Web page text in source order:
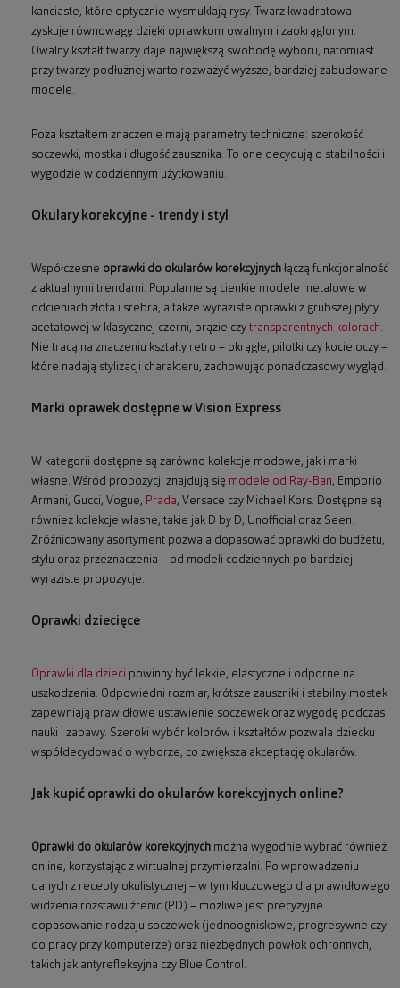
kanciaste, które optycznie wysmuklają rysy. Twarz kwadratowa
zyskuje równowagę dzięki oprawkom owalnym i zaokrąglonym.
Owalny kształt twarzy daje największą swobodę wyboru, natomiast
przy twarzy podłużnej warto rozważyć wyższe, bardziej zabudowane
modele.
Poza kształtem znaczenie mają parametry techniczne: szerokość
soczewki, mostka i długość zausznika. To one decydują o stabilności i
wygodzie w codziennym użytkowaniu.
Okulary korekcyjne - trendy i styl
Współczesne oprawki do okularów korekcyjnych łączą funkcjonalność
z aktualnymi trendami. Popularne są cienkie modele metalowe w
odcieniach złota i srebra, a także wyraziste oprawki z grubszej płyty
acetatowej w klasycznej czerni, brązie czy transparentnych kolorach.
Nie tracą na znaczeniu kształty retro – okrągłe, pilotki czy kocie oczy –
które nadają stylizacji charakteru, zachowując ponadczasowy wygląd.
Marki oprawek dostępne w Vision Express
W kategorii dostępne są zarówno kolekcje modowe, jak i marki
własne. Wśród propozycji znajdują się modele od Ray-Ban, Emporio
Armani, Gucci, Vogue, Prada, Versace czy Michael Kors. Dostępne są
również kolekcje własne, takie jak D by D, Unofficial oraz Seen.
Zróżnicowany asortyment pozwala dopasować oprawki do budżetu,
stylu oraz przeznaczenia – od modeli codziennych po bardziej
wyraziste propozycje.
Oprawki dziecięce
Oprawki dla dzieci powinny być lekkie, elastyczne i odporne na
uszkodzenia. Odpowiedni rozmiar, krótsze zauszniki i stabilny mostek
zapewniają prawidłowe ustawienie soczewek oraz wygodę podczas
nauki i zabawy. Szeroki wybór kolorów i kształtów pozwala dziecku
współdecydować o wyborze, co zwiększa akceptację okularów.
Jak kupić oprawki do okularów korekcyjnych online?
Oprawki do okularów korekcyjnych można wygodnie wybrać również
online, korzystając z wirtualnej przymierzalni. Po wprowadzeniu
danych z recepty okulistycznej – w tym kluczowego dla prawidłowego
widzenia rozstawu źrenic (PD) – możliwe jest precyzyjne
dopasowanie rodzaju soczewek (jednoogniskowe, progresywne czy
do pracy przy komputerze) oraz niezbędnych powłok ochronnych,
takich jak antyrefleksyjna czy Blue Control.